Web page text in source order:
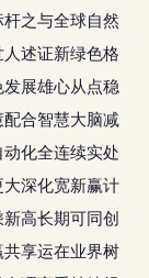
之与全球自然
述证新绿色格
展雄心从点稳
合智慧大脑减
化全连续实处
深化宽新赢计
高长期可同创
享运在业界树